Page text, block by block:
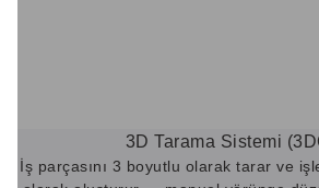
3D Tarama Sistemi
İş parçasını 3 boyutlu olarak tarar ve